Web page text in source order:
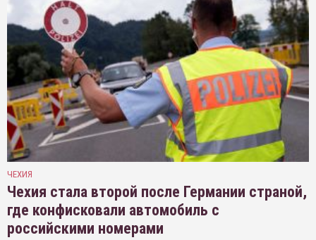
ЧЕХИЯ
Чехия стала второй после Германии страной,
где конфисковали автомобиль с
российскими номерами